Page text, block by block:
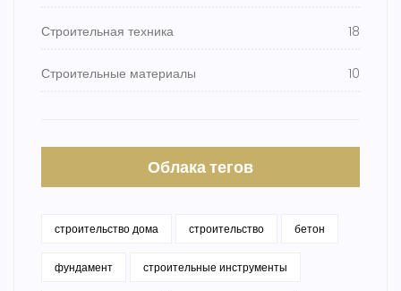
Строительная техника 18
Строительные материалы 10
Облака тегов
строительство дома строительство бетон
фундамент строительные инструменты